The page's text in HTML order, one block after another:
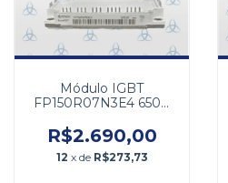
Módulo IGBT
FP150R07N3E4 650V
R$2.690,00
12 x de R$273,73